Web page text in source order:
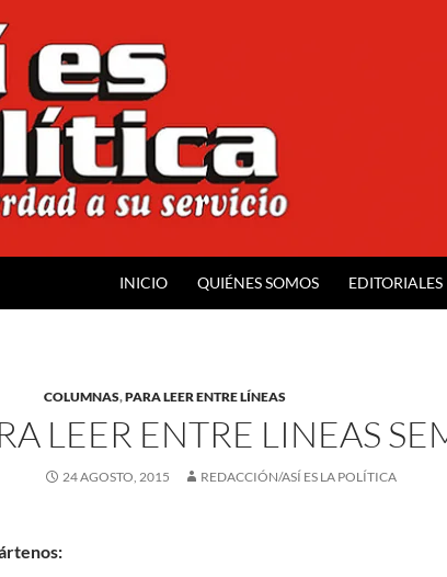
INICIO QUIÉNES SOMOS EDITORIALES
COLUMNAS,PARA LEER ENTRE LÍNEAS
LEER ENTRE LINEAS
24 AGOSTO, 2015 REDACCIÓN/ASÍ ES LA POLÍTICA